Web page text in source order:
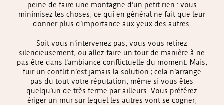
peine de faire une montagne d’un petit rien : vous
minimisez les choses, ce qui en général ne fait que leur
donner plus d’importance aux yeux des autres.
Soit vous n’intervenez pas, vous vous retirez
silencieusement, ou allez faire un tour de manière à ne
pas être dans l’ambiance conflictuelle du moment. Mais,
fuir un conflit n’est jamais la solution ; cela n’arrange
pas du tout votre réputation, même si vous êtes
quelqu’un de très ferme par ailleurs. Vous préférez
ériger un mur sur lequel les autres vont se cogner,